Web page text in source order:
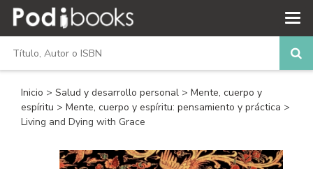
Inicio > Salud y desarrollo personal > Mente, cuerpo y
espíritu > Mente, cuerpo y espíritu: pensamiento y práctica >
Living and Dying with Grace